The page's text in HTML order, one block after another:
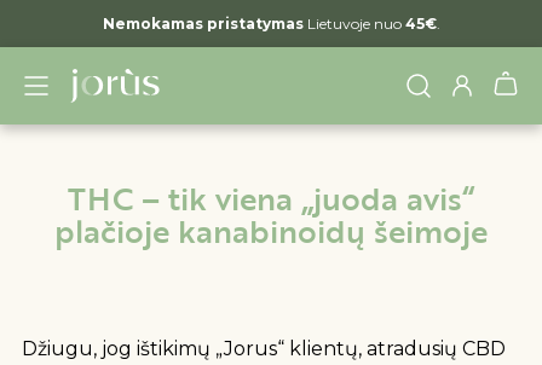
Nemokamas pristatymasLietuvoje nuo 45€.
THC – tik viena „juoda avis“
plačioje kanabinoidų šeimoje
Džiugu, jog ištikimų „Jorus“ klientų, atradusių CBD